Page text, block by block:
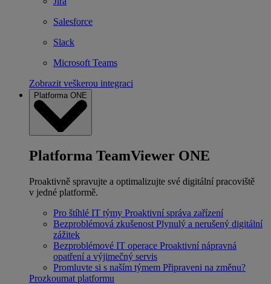
Salesforce
Slack
Microsoft Teams
Zobrazit veškerou integraci
Platforma ONE
Platforma TeamViewer ONE
Proaktivně spravujte a optimalizujte své digitální pracoviště
v jedné platformě.
Pro štíhlé IT týmy Proaktivní správa zařízení
Bezproblémová zkušenost Plynulý a nerušený digitální
zážitek
Bezproblémové IT operace Proaktivní nápravná
opatření a výjimečný servis
Promluvte si s naším týmem Připraveni na změnu?
Prozkoumat platformu